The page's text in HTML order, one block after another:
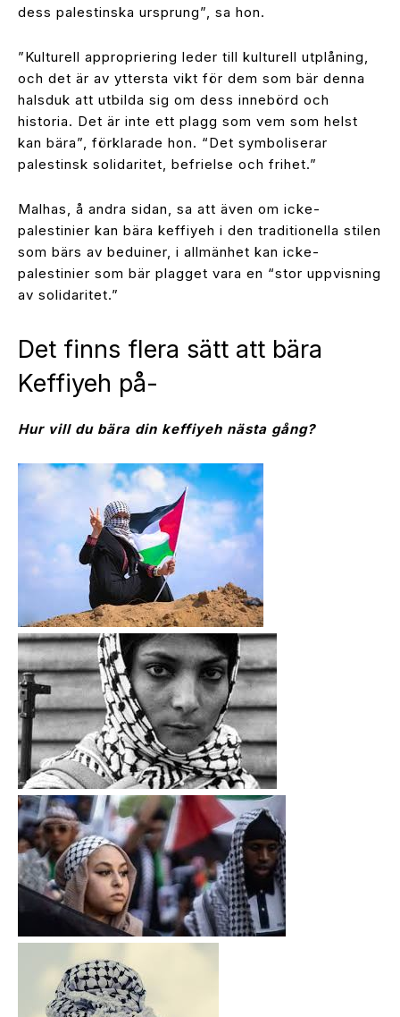
dess palestinska ursprung”, sa hon.
”Kulturell appropriering leder till kulturell utplåning,
och det är av yttersta vikt för dem som bär denna
halsduk att utbilda sig om dess innebörd och
historia. Det är inte ett plagg som vem som helst
kan bära”, förklarade hon. “Det symboliserar
palestinsk solidaritet, befrielse och frihet.”
Malhas, å andra sidan, sa att även om icke-
palestinier kan bära keffiyeh i den traditionella stilen
som bärs av beduiner, i allmänhet kan icke-
palestinier som bär plagget vara en “stor uppvisning
av solidaritet.”
Det finns flera sätt att bära
Keffiyeh på-
Hur vill du bära din keffiyeh nästa gång?